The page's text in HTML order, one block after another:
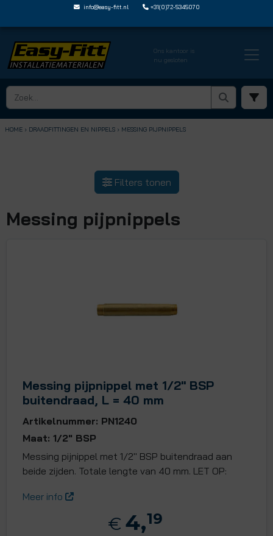
info@easy-fitt.nl +31(0)72-5345070
Ons kantoor is
nu gesloten
HOME › DRAADFITTINGEN EN NIPPELS › MESSING PIJPNIPPELS
Filters tonen
Messing pijpnippels
Messing pijpnippel met 1/2" BSP
buitendraad, L = 40 mm
Artikelnummer: PN1240
Maat: 1/2" BSP
Messing pijnippel met 1/2" BSP buitendraad aan
beide zijden. Totale lengte van 40 mm. LET OP:
Meer info
€ 4,19